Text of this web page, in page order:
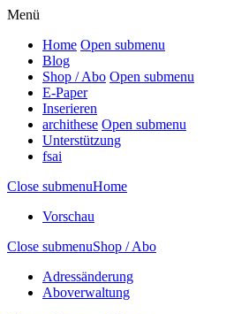
Menü
Home Open submenu
Blog
Shop / Abo Open submenu
E-Paper
Inserieren
archithese Open submenu
Unterstützung
fsai
Close submenuHome
Vorschau
Close submenuShop / Abo
Adressänderung
Aboverwaltung